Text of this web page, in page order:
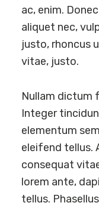
ac, enim.
aliquet nec,
justo, rhoncus
vitae, justo.
Nullam dictum
Integer
elementum
eleifend tellus.
consequat
lorem ante,
tellus.